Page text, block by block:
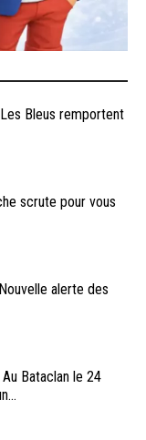
Les Bleus remportent
scrute pour vous
alerte des
Bataclan le 24